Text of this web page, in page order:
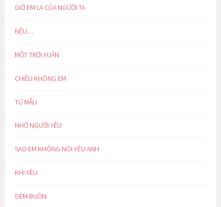
GIỜ EM LÀ CỦA NGƯỜI TA
NẾU…
MỘT TRỜI XUÂN
CHIỀU KHÔNG EM
TỪ MẪU
NHỚ NGƯỜI YÊU
SAO EM KHÔNG NÓI YÊU ANH
KHI YÊU
ĐÊM BUỒN